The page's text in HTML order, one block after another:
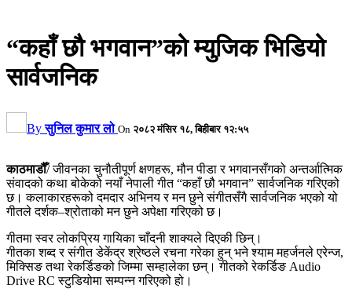
“कहाँ छौ भगवान”को म्युजिक भिडियो
सार्वजनिक
Byसुनिल कुमार लो On २०८२ मंसिर १८, बिहीबार १२:५५
काठमाडौँ/ जीवनका चुनौतीपूर्ण क्षणहरू, मौन पीडा र भगवानसँगको अन्तर्आत्मिक
संवादको कथा बोकेको नयाँ नेपाली गीत “कहाँ छौ भगवान” सार्वजनिक गरिएको
छ। कलाकारहरूको दमदार अभिनय र मन छुने संगीतसँगै सार्वजनिक भएको यो
गीतले दर्शक–श्रोताको मन छुने अपेक्षा गरिएको छ।
गीतमा स्वर लोकप्रिय गायिका चाँदनी शाक्यले दिएकी छिन्।
गीतका शब्द र संगीत डेकेंद्र श्रेष्ठले रचना गरेका हुन् भने श्याम महर्जनले एरेन्ज,
मिक्सिङ तथा रेकर्डिङको जिम्मा सम्हालेका छन्। गीतको रेकर्डिङ Audio
Drive RC स्टुडियोमा सम्पन्न गरिएको हो।